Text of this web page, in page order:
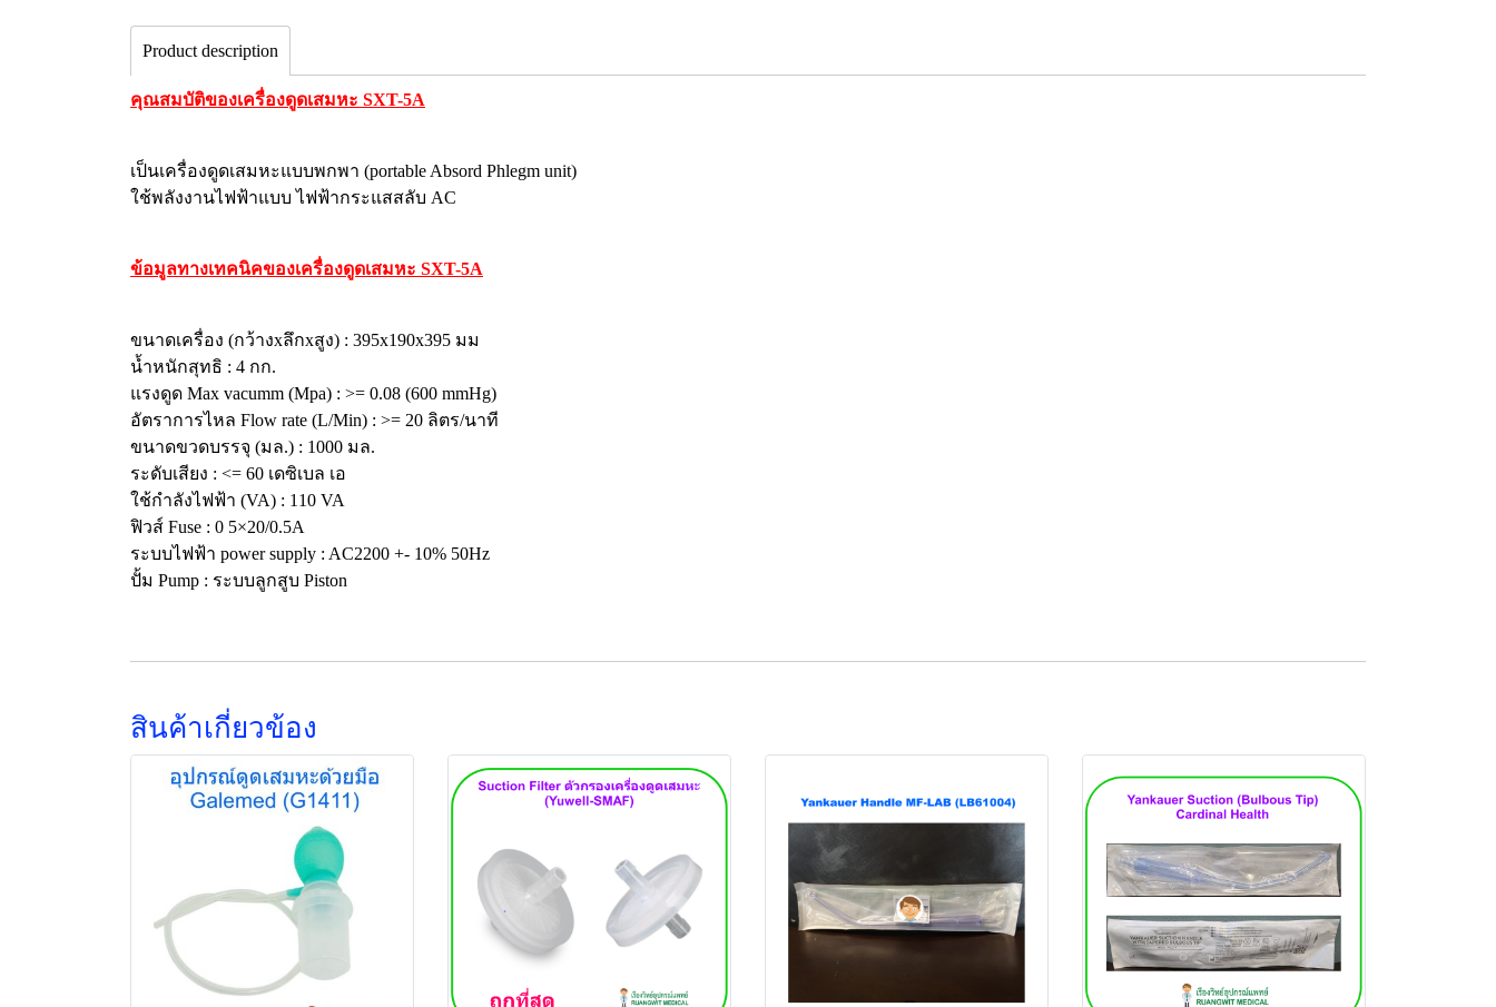
Product description
คุณสมบัติของเครื่องดูดเสมหะ SXT-5A
เป็นเครื่องดูดเสมหะแบบพกพา (portable Absord Phlegm unit)
ใช้พลังงานไฟฟ้าแบบ ไฟฟ้ากระแสสลับ AC
ข้อมูลทางเทคนิคของเครื่องดูดเสมหะ SXT-5A
ขนาดเครื่อง (กว้างxลึกxสูง) : 395x190x395 มม
น้ำหนักสุทธิ : 4 กก.
แรงดูด Max vacumm (Mpa) : >= 0.08 (600 mmHg)
อัตราการไหล Flow rate (L/Min) : >= 20 ลิตร/นาที
ขนาดขวดบรรจุ (มล.) : 1000 มล.
ระดับเสียง : <= 60 เดซิเบล เอ
ใช้กำลังไฟฟ้า (VA) : 110 VA
ฟิวส์ Fuse : 0 5×20/0.5A
ระบบไฟฟ้า power supply : AC2200 +- 10% 50Hz
ปั้ม Pump : ระบบลูกสูบ Piston
สินค้าเกี่ยวข้อง